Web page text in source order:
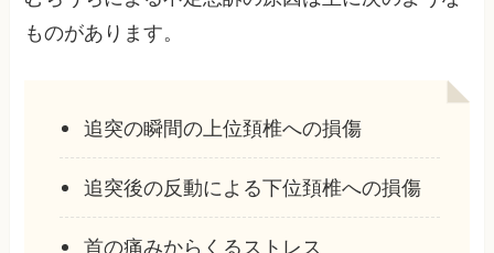
ものがあります。
追突の瞬間の上位頚椎への損傷
追突後の反動による下位頚椎への損傷
首の痛みからくるストレス